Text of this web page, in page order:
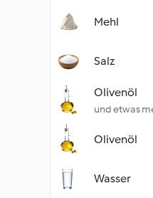
Mehl
Salz
Olivenöl
und etwas
Olivenöl
Wasser